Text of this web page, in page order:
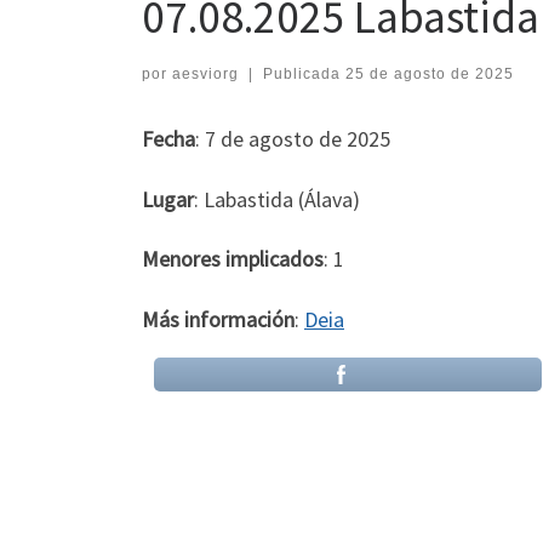
07.08.2025
por aesviorg Publicada 25 de agosto de 2025
Fecha: 7 de agosto de 2025
Lugar: Labastida (Álava)
Menores implicados: 1
Más información: Deia